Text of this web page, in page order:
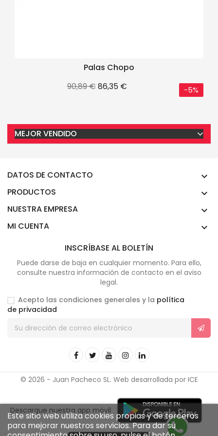
Palas Chopo
Precio
90,89 €Precio
86,35 € -5%
MEJOR VENDIDO
DATOS DE CONTACTO 
PRODUCTOS 
NUESTRA EMPRESA 
MI CUENTA 
Este sitio web utiliza cookies propias y de terceros
para mejorar nuestros servicios. Para dar su
INSCRÍBASE AL BOLETÍN
Puede darse de baja en cualquier momento. Para ello,
consulte nuestra información de contacto en el aviso
legal.
Acepto las condiciones generales y la política
de privacidad
© 2026 - Juan Pacheco SL. Web desarrollada por ICE
Descargue nuestra app móvil